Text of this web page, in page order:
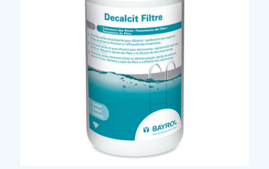
Accessoires et pièces détachées filtration
Pompe de filtration à vitesse variable
Vannes multivoies filtres à sable
Groupe de filtration sur palette